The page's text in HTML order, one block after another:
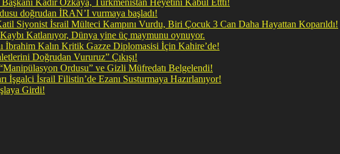
Kadir Özkaya, Türkmenistan Heyetini Kabul Ettti!
Gerçek Oldu! ABD ordusu doğrudan İRAN’I vurmaya başladı!
Katil Siyonist İsrail Mülteci Kampını Vurdu, Biri Çocuk 3 Can Daha Hayattan Koparıldı!
Katlanıyor, Dünya yine üç maymunu oynuyor.
İbrahim Kalın Kritik Gazze Diplomasisi İçin Kahire’de!
Doğrudan Vururuz” Çıkışı!
Ordusu” ve Gizli Müfredatı Belgelendi!
Haddini Aşan Kirli Plan: Firavunun torunları İşgalci İsrail Filistin’de Ezanı Susturmaya Hazırlanıyor!
Girdi!